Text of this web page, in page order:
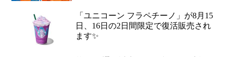
「ユニコーン フラペチーノ」が8月15
日、16日の2日間限定で復活販売され
ます✨